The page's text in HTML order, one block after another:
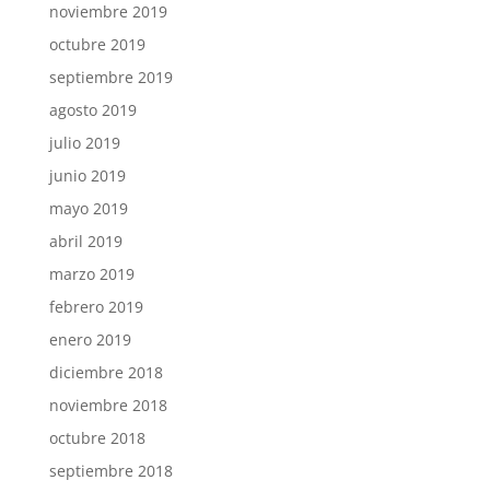
noviembre 2019
octubre 2019
septiembre 2019
agosto 2019
julio 2019
junio 2019
mayo 2019
abril 2019
marzo 2019
febrero 2019
enero 2019
diciembre 2018
noviembre 2018
octubre 2018
septiembre 2018